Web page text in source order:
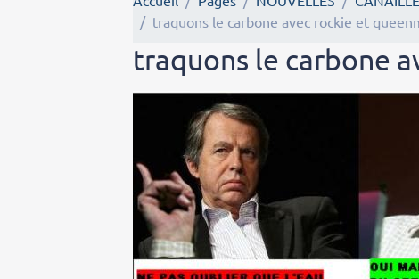
traquons le carbone avec rockie et
traquons le carbone